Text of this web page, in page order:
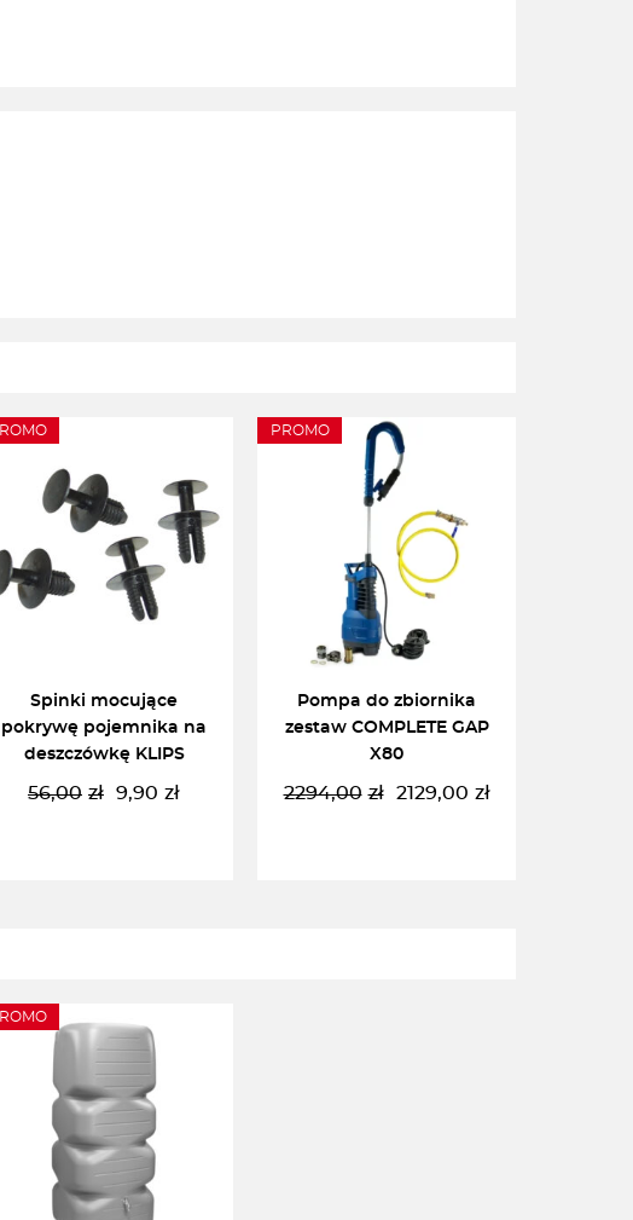
Spinki mocujące
pokrywę pojemnika na
deszczówkę KLIPS
56,00 zł
Pierwotna
9,90 zł
Aktualna
PROMO
Pompa do zbiornika
zestaw COMPLETE GAP
X80
2294,00 zł
Pierwotna
2129,00 zł
Aktualna